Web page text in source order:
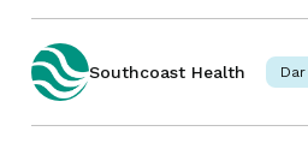
Southcoast Health Dar